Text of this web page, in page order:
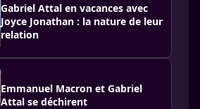
Gabriel Attal en vacances avec
Joyce Jonathan : la nature de leur
relation
Emmanuel Macron et Gabriel
Attal se déchirent